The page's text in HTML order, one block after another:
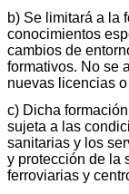
b) Se limitará a la
conocimientos
cambios de
formativos. No se
nuevas licencias
c) Dicha
sujeta a las
sanitarias y los
y protección de la
ferroviarias y